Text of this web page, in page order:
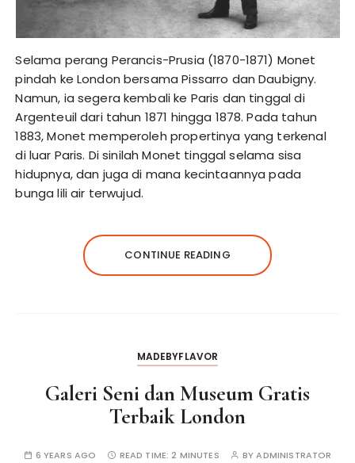
Selama perang Perancis-Prusia (1870-1871) Monet
pindah ke London bersama Pissarro dan Daubigny.
Namun, ia segera kembali ke Paris dan tinggal di
Argenteuil dari tahun 1871 hingga 1878. Pada tahun
1883, Monet memperoleh propertinya yang terkenal
di luar Paris. Di sinilah Monet tinggal selama sisa
hidupnya, dan juga di mana kecintaannya pada
bunga lili air terwujud.
CONTINUE READING
MADEBYFLAVOR
Galeri Seni dan Museum Gratis
Terbaik London
6 YEARS AGO READ TIME:2 MINUTES BYADMINISTRATOR